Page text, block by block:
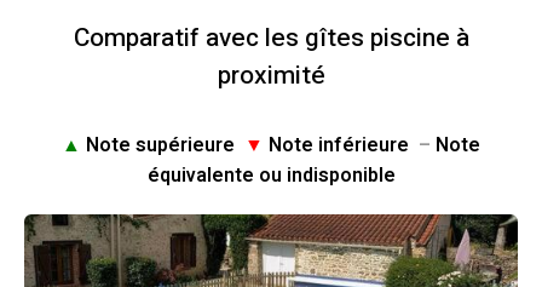
Comparatif avec les gîtes piscine à
proximité
▲ Note supérieure ▼ Note inférieure – Note
équivalente ou indisponible